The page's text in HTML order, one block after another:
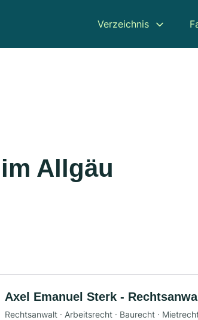
Verzeichnis
Allgäu
Axel Emanuel Sterk -
Rechtsanwalt · Arbeitsrecht · Baurecht ·